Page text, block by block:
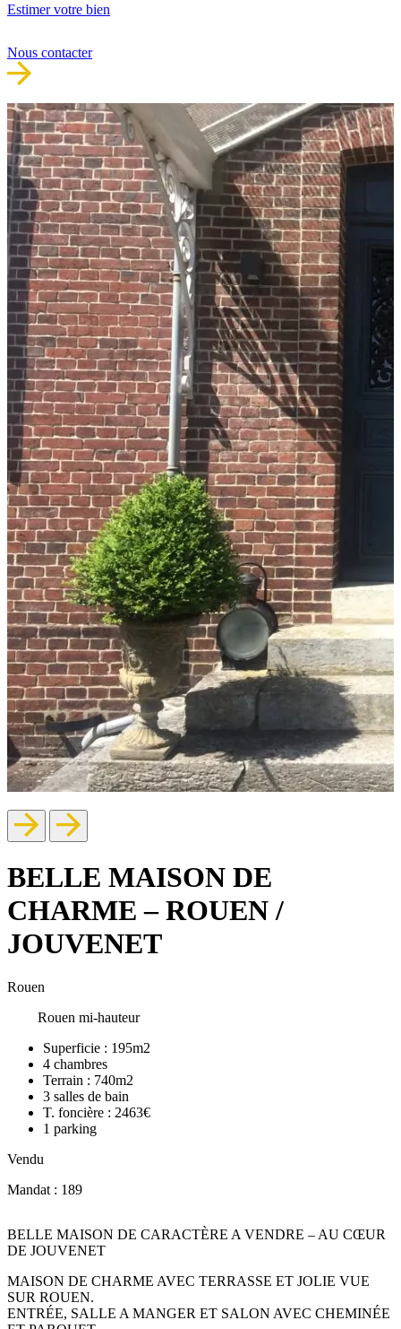
Estimer votre bien
Nous contacter
BELLE MAISON DE
CHARME – ROUEN /
JOUVENET
Rouen
Rouen mi-hauteur
Superficie : 195m2
4 chambres
Terrain : 740m2
3 salles de bain
T. foncière : 2463€
1 parking
Vendu
Mandat : 189
BELLE MAISON DE CARACTÈRE A VENDRE – AU CŒUR
DE JOUVENET
MAISON DE CHARME AVEC TERRASSE ET JOLIE VUE
SUR ROUEN.
ENTRÉE, SALLE A MANGER ET SALON AVEC CHEMINÉE